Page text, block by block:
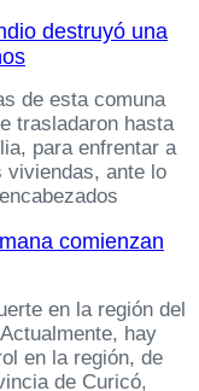
destruyó una
de esta comuna
trasladaron hasta
para enfrentar a
viviendas, ante lo
comienzan
en la región del
hay
en la región, de
de Curicó,